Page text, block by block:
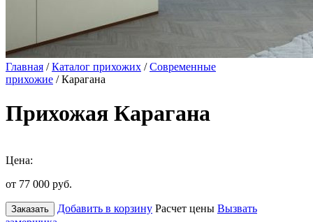
Главная /Каталог прихожих /Современные
прихожие / Карагана
Прихожая Карагана
Цена:
от 77 000 руб.
Заказать Добавить в корзину Расчет цены Вызвать